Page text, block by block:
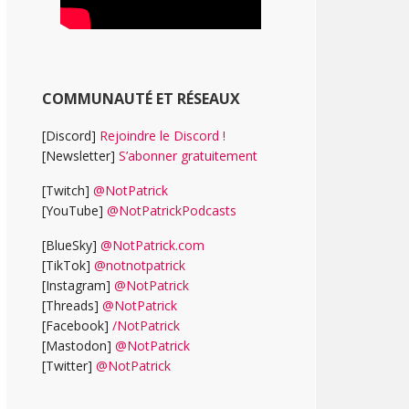
COMMUNAUTÉ ET RÉSEAUX
[Discord] Rejoindre le Discord !
[Newsletter] S’abonner gratuitement
[Twitch] @NotPatrick
[YouTube] @NotPatrickPodcasts
[BlueSky] @NotPatrick.com
[TikTok] @notnotpatrick
[Instagram] @NotPatrick
[Threads] @NotPatrick
[Facebook] /NotPatrick
[Mastodon] @NotPatrick
[Twitter] @NotPatrick